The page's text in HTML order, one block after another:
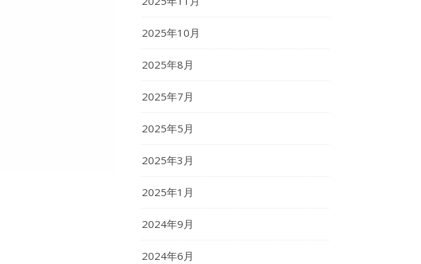
2025年10月
2025年8月
2025年7月
2025年5月
2025年3月
2025年1月
2024年9月
2024年6月